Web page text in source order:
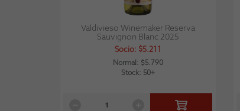
Valdivieso Winemaker Reserva
Sauvignon Blanc 2025
Socio: $5.211
Normal: $5.790
Stock: 50+